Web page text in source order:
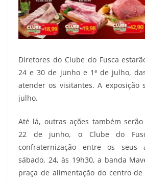
Diretores do Clube do Fusca
24 e 30 de junho e 1ª de julho,
atender os visitantes. A exposição
julho.
Até lá, outras ações também
22 de junho, o Clube do
confraternização entre os seus
sábado, 24, às 19h30, a banda
praça de alimentação do centro